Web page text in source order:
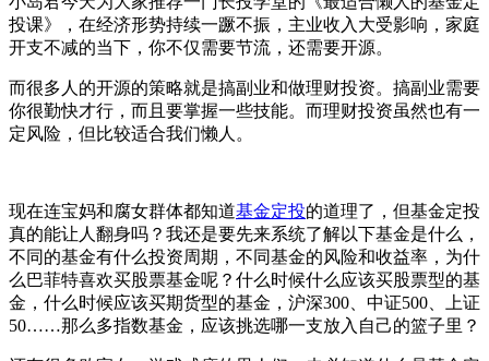
投课》，在经济形势持续一蹶不振，主业收入大受影响，家庭
开支不减的当下，你不仅需要节流，还需要开源。
而很多人的开源的策略就是搞副业和做理财投资。搞副业需要
你很勤快才行，而且要掌握一些技能。而理财投资虽然也有一
定风险，但比较适合我们懒人。
现在连宝妈和腐女群体都知道基金定投的道理了，但基金定投
真的能让人翻身吗？我还是要先来系统了解以下基金是什么，
不同的基金有什么投资周期，不同基金的风险和收益率，为什
么巴菲特喜欢买股票基金呢？什么时候什么应该买股票型的基
金，什么时候应该买期货型的基金，沪深300、中证500、上证
50……那么多指数基金，应该挑选哪一支放入自己的篮子里？